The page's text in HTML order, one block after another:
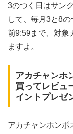
3のつく日はサン
して、毎月3と8
前9:59まで、対象
ますよ。
アカチャンホ
買ってレビュ
イントプレゼ
アカチャンホンポ